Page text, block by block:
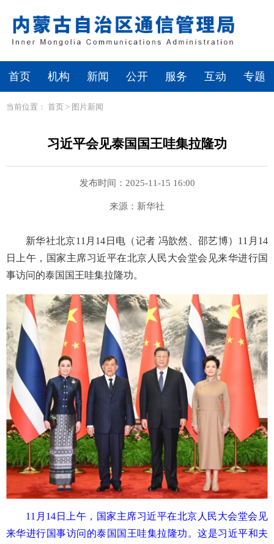
首页 机构 新闻 公开 服务 互动 专题
当前位置： 首页 > 图片新闻
习近平会见泰国国王哇集拉隆功
发布时间：2025-11-15 16:00
来源：新华社
新华社北京11月14日电（记者 冯歆然、邵艺博）11月14
日上午，国家主席习近平在北京人民大会堂会见来华进行国
事访问的泰国国王哇集拉隆功。
11月14日上午，国家主席习近平在北京人民大会堂会见
来华进行国事访问的泰国国王哇集拉隆功。这是习近平和夫